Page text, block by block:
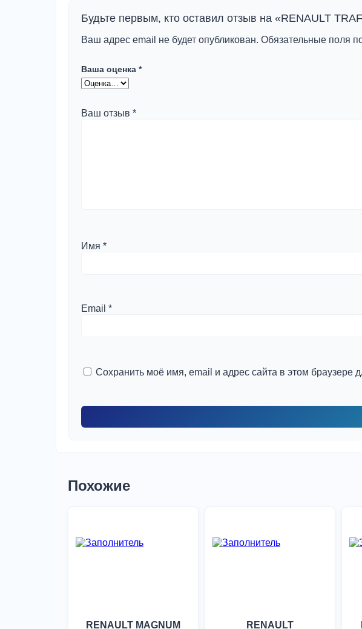
Будьте первым, кто оставил отзыв на «RENAULT
Ваш адрес email не будет опубликован. Обязательные поля
Ваша оценка *
Ваш отзыв *
Имя *
Email *
Сохранить моё имя, email и адрес сайта в этом браузере
Похожие
RENAULT MAGNUM RENAULT